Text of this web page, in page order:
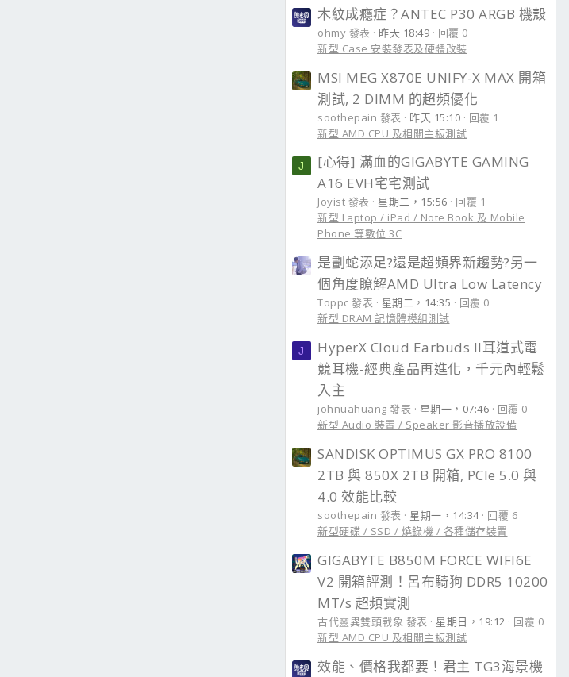
木紋成癮症？ANTEC P30 ARGB 機殼
ohmy 發表 昨天 18:49
回覆 0
新型 Case 安裝發表及硬體改裝
MSI MEG X870E UNIFY-X MAX 開箱
測試, 2 DIMM 的超頻優化
soothepain 發表 昨天 15:10
回覆 1
新型 AMD CPU 及相關主板測試
J
[心得] 滿血的GIGABYTE GAMING
A16 EVH宅宅測試
Joyist 發表 星期二，15:56
回覆 1
新型 Laptop / iPad / Note Book 及 Mobile
Phone 等數位 3C
是劃蛇添足?還是超頻界新趨勢?另一
個角度瞭解AMD Ultra Low Latency
Toppc 發表 星期二，14:35
回覆 0
新型 DRAM 記憶體模組測試
J
HyperX Cloud Earbuds II耳道式電
競耳機-經典產品再進化，千元內輕鬆
入主
johnuahuang 發表 星期一，07:46
回覆 0
新型 Audio 裝置 / Speaker 影音播放設備
SANDISK OPTIMUS GX PRO 8100
2TB 與 850X 2TB 開箱, PCIe 5.0 與
4.0 效能比較
soothepain 發表 星期一，14:34
回覆 6
新型硬碟 / SSD / 燒錄機 / 各種儲存裝置
GIGABYTE B850M FORCE WIFI6E
V2 開箱評測！呂布騎狗 DDR5 10200
MT/s 超頻實測
古代靈異雙頭戰象 發表 星期日，19:12
回覆 0
新型 AMD CPU 及相關主板測試
效能、價格我都要！君主 TG3海景機